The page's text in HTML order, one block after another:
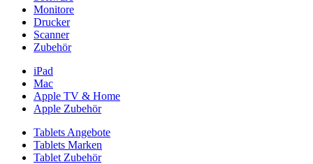
Monitore
Drucker
Scanner
Zubehör
iPad
Mac
Apple TV & Home
Apple Zubehör
Tablets Angebote
Tablets Marken
Tablet Zubehör